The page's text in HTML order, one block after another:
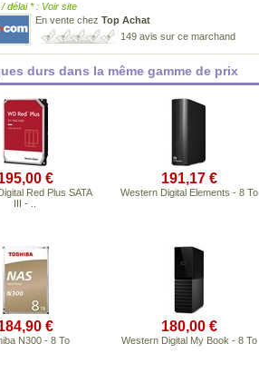
délai * : Voir site
En vente chez Top Achat
149 avis sur ce marchand
durs dans la même gamme de prix
€
Red Plus SATA
III - ..
191,17 €
Western Digital Elements - 8 To
€
N300 - 8 To
180,00 €
Western Digital My Book - 8 To